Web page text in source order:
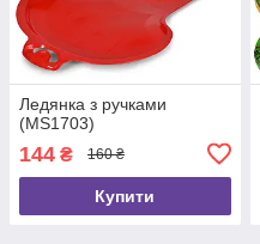
Ледянка з ручками
(MS1703)
144 ₴ 160 ₴
Купити